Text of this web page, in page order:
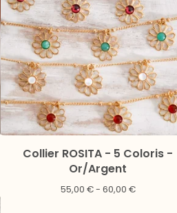
Collier ROSITA - 5 Coloris -
Or/Argent
55,00 €- 60,00 €